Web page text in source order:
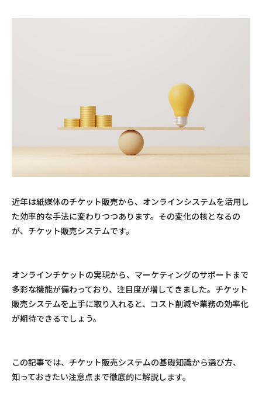
近年は紙媒体のチケット販売から、オンラインシステムを活用し
た効率的な手法に変わりつつあります。その変化の核となるの
が、チケット販売システムです。
オンラインチケットの実現から、マーケティングのサポートまで
多彩な機能が備わっており、注目度が増してきました。チケット
販売システムを上手に取り入れると、コスト削減や業務の効率化
が期待できるでしょう。
この記事では、チケット販売システムの基礎知識から選び方、
知っておきたい注意点まで徹底的に解説します。